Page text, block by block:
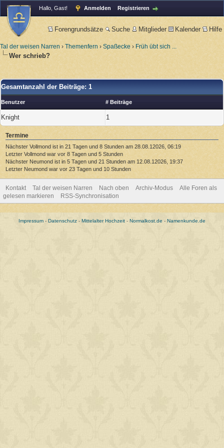
Hallo, Gast! Anmelden Registrieren
Forengrundsätze Suche Mitglieder Kalender Hilfe
Tal der weisen Narren › Themenfern › Spaßecke › Früh übt sich ...
Wer schrieb?
Gesamtanzahl der Beiträge: 1
Benutzer # Beiträge
Knight 1
Termine
Nächster Vollmond ist in 21 Tagen und 8 Stunden am 28.08.12026, 06:19
Letzter Vollmond war vor 8 Tagen und 5 Stunden
Nächster Neumond ist in 5 Tagen und 21 Stunden am 12.08.12026, 19:37
Letzter Neumond war vor 23 Tagen und 10 Stunden
Kontakt Tal der weisen Narren Nach oben Archiv-Modus
Alle Foren als
gelesen markieren
RSS-Synchronisation
Impressum - Datenschutz - Mittelalter Hochzeit - Normalkost.de - Namenkunde.de